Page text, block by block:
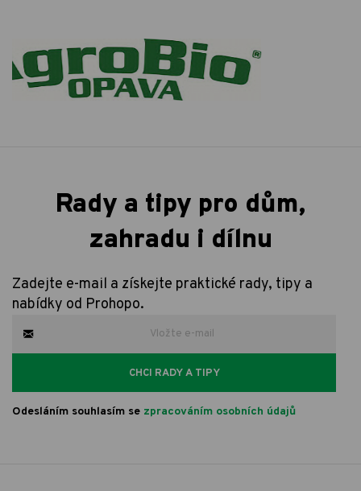
Rady a tipy pro dům,
zahradu i dílnu
Zadejte e-mail a získejte praktické rady, tipy a
nabídky od Prohopo.
CHCI RADY A TIPY
Odesláním souhlasím se zpracováním osobních údajů